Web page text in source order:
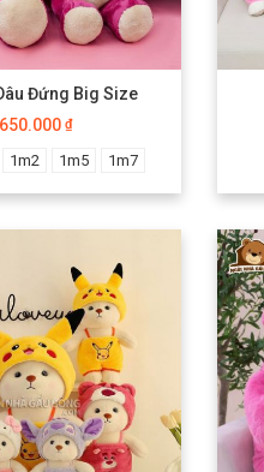
Đứng Big Size
₫
1m2 1m5 1m7